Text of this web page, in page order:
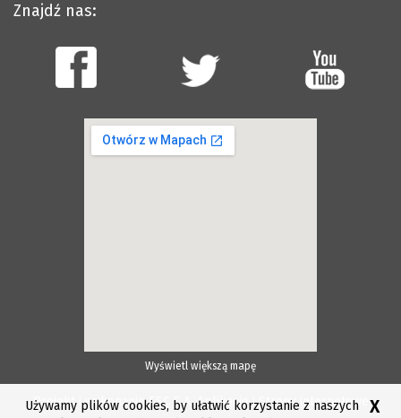
Znajdź nas:
Wyświetl większą mapę
Projekt i wykonanie ESC S.A. Aplikacje i Strony internetowe
Używamy plików cookies, by ułatwić korzystanie z naszych
X